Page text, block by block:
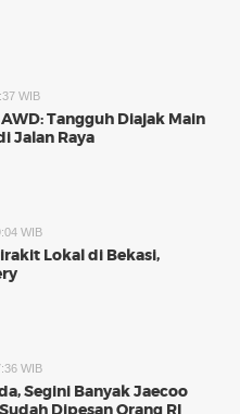
WIB
Tangguh Diajak Main
Jalan Raya
WIB
Lokal di Bekasi,
WIB
Segini Banyak Jaecoo
Dipesan Orang RI